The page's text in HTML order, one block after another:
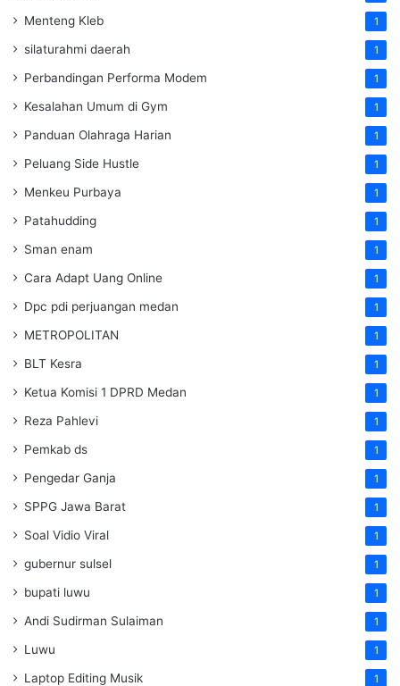
Menteng Kleb 1
silaturahmi daerah 1
Perbandingan Performa Modem 1
Kesalahan Umum di Gym 1
Panduan Olahraga Harian 1
Peluang Side Hustle 1
Menkeu Purbaya 1
Patahudding 1
Sman enam 1
Cara Adapt Uang Online 1
Dpc pdi perjuangan medan 1
METROPOLITAN 1
BLT Kesra 1
Ketua Komisi 1 DPRD Medan 1
Reza Pahlevi 1
Pemkab ds 1
Pengedar Ganja 1
SPPG Jawa Barat 1
Soal Vidio Viral 1
gubernur sulsel 1
bupati luwu 1
Andi Sudirman Sulaiman 1
Luwu 1
Laptop Editing Musik 1